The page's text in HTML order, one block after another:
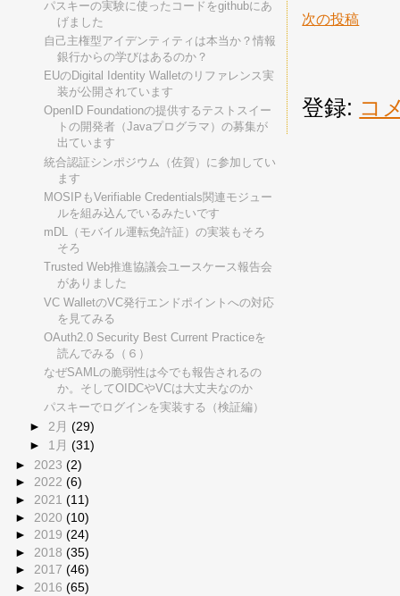
次の投稿
登録: コ
パスキーの実験に使ったコードをgithubにあ
げました
自己主権型アイデンティティは本当か？情報
銀行からの学びはあるのか？
EUのDigital Identity Walletのリファレンス実
装が公開されています
OpenID Foundationの提供するテストスイー
トの開発者（Javaプログラマ）の募集が
出ています
統合認証シンポジウム（佐賀）に参加してい
ます
MOSIPもVerifiable Credentials関連モジュー
ルを組み込んでいるみたいです
mDL（モバイル運転免許証）の実装もそろ
そろ
Trusted Web推進協議会ユースケース報告会
がありました
VC WalletのVC発行エンドポイントへの対応
を見てみる
OAuth2.0 Security Best Current Practiceを
読んでみる（６）
なぜSAMLの脆弱性は今でも報告されるの
か。そしてOIDCやVCは大丈夫なのか
パスキーでログインを実装する（検証編）
► 2月(29)
► 1月(31)
► 2023 (2)
► 2022 (6)
► 2021 (11)
► 2020 (10)
► 2019 (24)
► 2018 (35)
► 2017 (46)
► 2016 (65)